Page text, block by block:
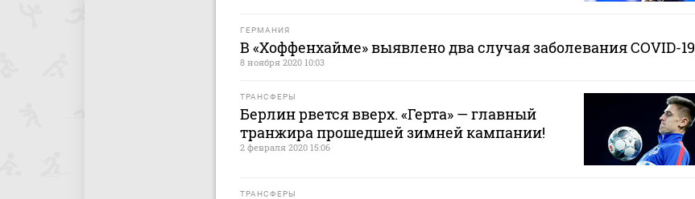
ГЕРМАНИЯ
В «Хоффенхайме» выявлено два случая заболевания COVID-19
8 ноября 2020 10:03
ТРАНСФЕРЫ
Берлин рвется вверх. «Герта» — главный
транжира прошедшей зимней кампании!
2 февраля 2020 15:06
ТРАНСФЕРЫ